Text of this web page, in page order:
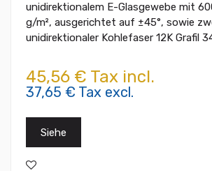
unidirektionalem E-Glasgewebe mit
g/m², ausgerichtet auf ±45°, sowie
unidirektionaler Kohlefaser 12K Grafil
45,56 € Tax incl.
37,65 € Tax excl.
Siehe